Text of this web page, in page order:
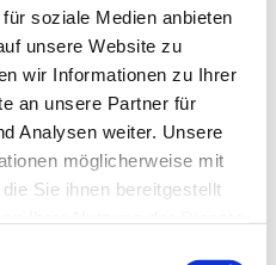
soziale Medien anbieten
unsere Website zu
wir Informationen zu Ihrer
an unsere Partner für
Analysen weiter. Unsere
möglicherweise mit
Sie ihnen bereitgestellt